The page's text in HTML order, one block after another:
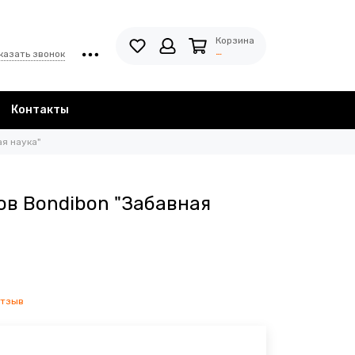
звонок
Корзина
…
Контакты
наука"
Bondibon "Забавная